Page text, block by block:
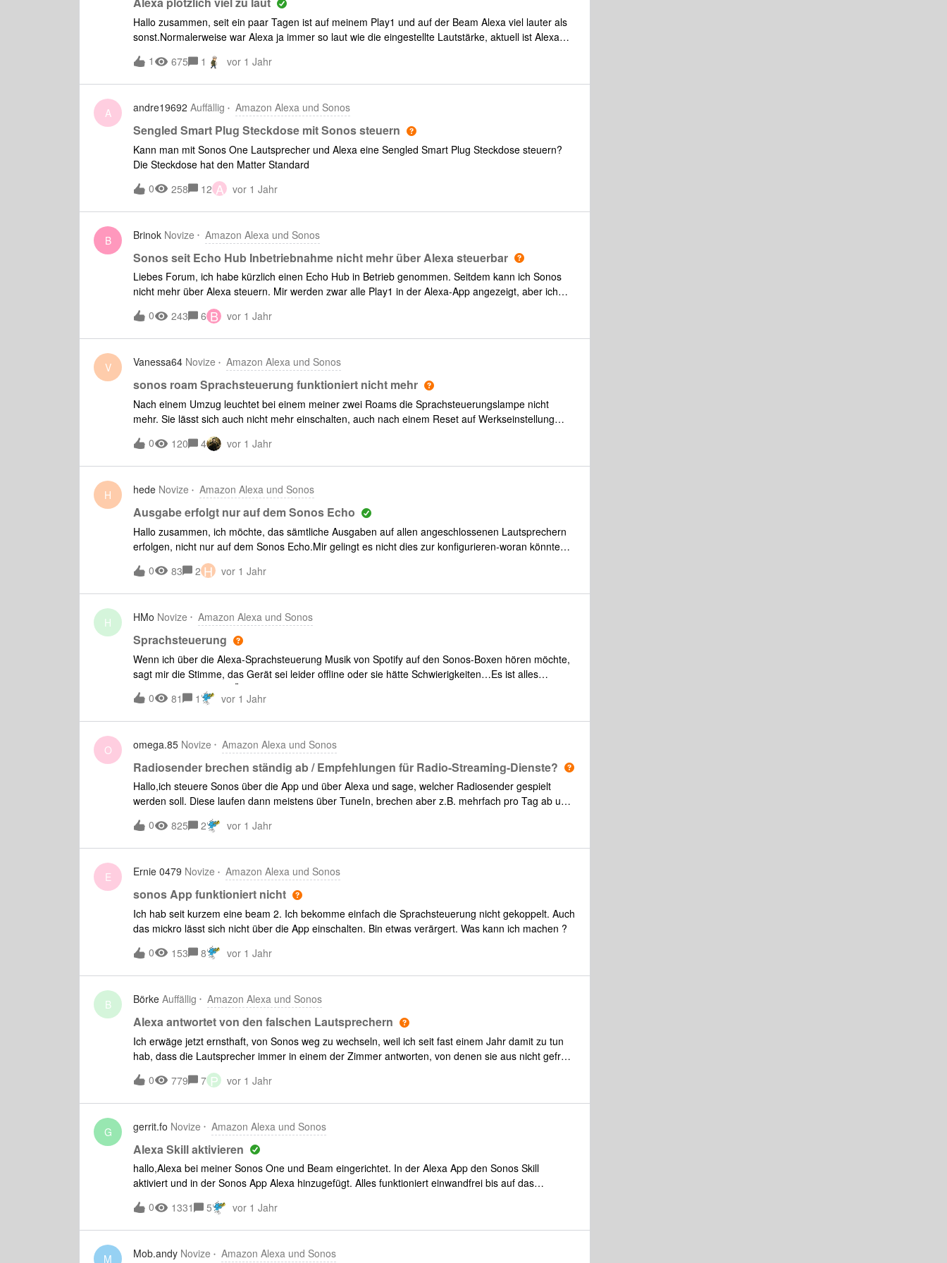
Hallo zusammen, seit ein paar Tagen ist auf meinem Play1 und auf der Beam Alexa viel lauter als
sonst.Normalerweise war Alexa ja immer so laut wie die eingestellte Lautstärke, aktuell ist Alexa
1 675 1 vor 1 Jahr
A andre19692 Auffällig Amazon Alexa und Sonos
Sengled Smart Plug Steckdose mit Sonos steuern
Kann man mit Sonos One Lautsprecher und Alexa eine Sengled Smart Plug Steckdose steuern?
Die Steckdose hat den Matter Standard
0
258 12 A vor 1 Jahr
B Brinok Novize Amazon Alexa und Sonos
Sonos seit Echo Hub Inbetriebnahme nicht mehr über Alexa steuerbar
Liebes Forum, ich habe kürzlich einen Echo Hub in Betrieb genommen. Seitdem kann ich Sonos
nicht mehr über Alexa steuern. Mir werden zwar alle Play1 in der Alexa-App angezeigt, aber ich
kann sie weder aus Amazon Music heraus noch über meine Echo Dots ansteuern.Im Echo Hub
werden sie gar nicht erst angezeigt.Hat jemand Ideen? Ich habe schon alle Play1 in Alexa entfernt
und neu hinzugefügt und die komplette Verbindung Alexa/Sonos mehrfach neu erstellt. Bisher ohne
was bringt den Echo Hub stillzulegen.Für weitere Ideen/Erfahrungen wäre ich dankbar.
0 243 6 B vor 1 Jahr
V Vanessa64 Novize Amazon Alexa und Sonos
sonos roam Sprachsteuerung funktioniert nicht mehr
Nach einem Umzug leuchtet bei einem meiner zwei Roams die Sprachsteuerungslampe nicht
mehr. Sie lässt sich auch nicht mehr einschalten, auch nach einem Reset auf Werkseinstellung
nicht mehr. Hat jemand eine Idee, was ich noch ausprobieren kann?Danke 🙂
0 120 4 vor 1 Jahr
H hede Novize Amazon Alexa und Sonos
Ausgabe erfolgt nur auf dem Sonos Echo
Hallo zusammen, ich möchte, das sämtliche Ausgaben auf allen angeschlossenen Lautsprechern
erfolgen, nicht nur auf dem Sonos Echo.Mir gelingt es nicht dies zur konfigurieren-woran könnte
dies liegen? Gruß, Henning
0 83 2 H vor 1 Jahr
H HMo Novize Amazon Alexa und Sonos
Sprachsteuerung
Wenn ich über die Alexa-Sprachsteuerung Musik von Spotify auf den Sonos-Boxen hören möchte,
sagt mir die Stimme, das Gerät sei leider offline oder sie hätte Schwierigkeiten…Es ist alles
miteinander verknüpft!Über die Spotify-App oder auch die Sonos-App funktionert es!Wer kann mir
helfen?Vielen Dank und liebe Grüße
0 81 1 vor 1 Jahr
O omega.85 Novize Amazon Alexa und Sonos
Radiosender brechen ständig ab / Empfehlungen für Radio-Streaming-Dienste?
Hallo,ich steuere Sonos über die App und über Alexa und sage, welcher Radiosender gespielt
werden soll. Diese laufen dann meistens über TuneIn, brechen aber z.B. mehrfach pro Tag ab und
es wird stumm.Hat jemand eine Empfehlung, für einen verlässlichen kostenfreien Streamingdienst
für Radiosender in Deutschland (über SONOS)?Wie kann ich das Problem lösen? Danke.
0 825 2 vor 1 Jahr
E Ernie 0479 Novize Amazon Alexa und Sonos
sonos App funktioniert nicht
Ich hab seit kurzem eine beam 2. Ich bekomme einfach die Sprachsteuerung nicht gekoppelt. Auch
das mickro lässt sich nicht über die App einschalten. Bin etwas verärgert. Was kann ich machen ?
0
153 8 vor 1 Jahr
B Börke Auffällig Amazon Alexa und Sonos
Alexa antwortet von den falschen Lautsprechern
Ich erwäge jetzt ernsthaft, von Sonos weg zu wechseln, weil ich seit fast einem Jahr damit zu tun
hab, dass die Lautsprecher immer in einem der Zimmer antworten, von denen sie aus nicht gefragt
wurden. Ich stehe im Bad, direkt vor dem Lautsprecher, 30 cm Entfernung und antworten tut ein
Lautsprecher, zwei Zimmer weiter und wird auch dort aktiviert wenn ein Radiosender Aktiviert
werden soll zum Beispiel. Ich hatte vor einiger Zeit schon recherchiert und gesehen, dass Diese
anderer Software besser läuft. Leider scheint dem nicht so oder gibt es dann inzwischen eine hier
bekannte Lösung dafür?
0 779 7 P vor 1 Jahr
G gerrit.fo Novize Amazon Alexa und Sonos
Alexa Skill aktivieren
hallo,Alexa bei meiner Sonos One und Beam eingerichtet. In der Alexa App den Sonos Skill
aktiviert und in der Sonos App Alexa hinzugefügt. Alles funktioniert einwandfrei bis auf das
abspielen von zb Spotify über den Sprachbefehl. Wetter abrufen etc funktioniert. sonst kommt
immer die Meldung: „Aktivieren sie den Sonos one 2nd Edition Skill in der Alexa App und suchen
sie nach neuen Geräten“Zusätzlich dazu meldet sich meine Box auch jeden Morgen um 6:00 mit
0 1331 5 vor 1 Jahr
M Mob.andy Novize Amazon Alexa und Sonos